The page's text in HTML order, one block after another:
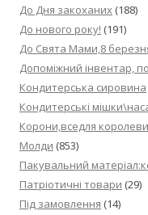
До Дня закоханих (188)
До нового року! (191)
До Свята Мами,8
Допоміжний інвентар,
Кондитерська сировина
Кондитерські
Корони,вседля королеви
Молди (853)
Пакувальний
Патріотичні товари (29)
Під замовлення (14)